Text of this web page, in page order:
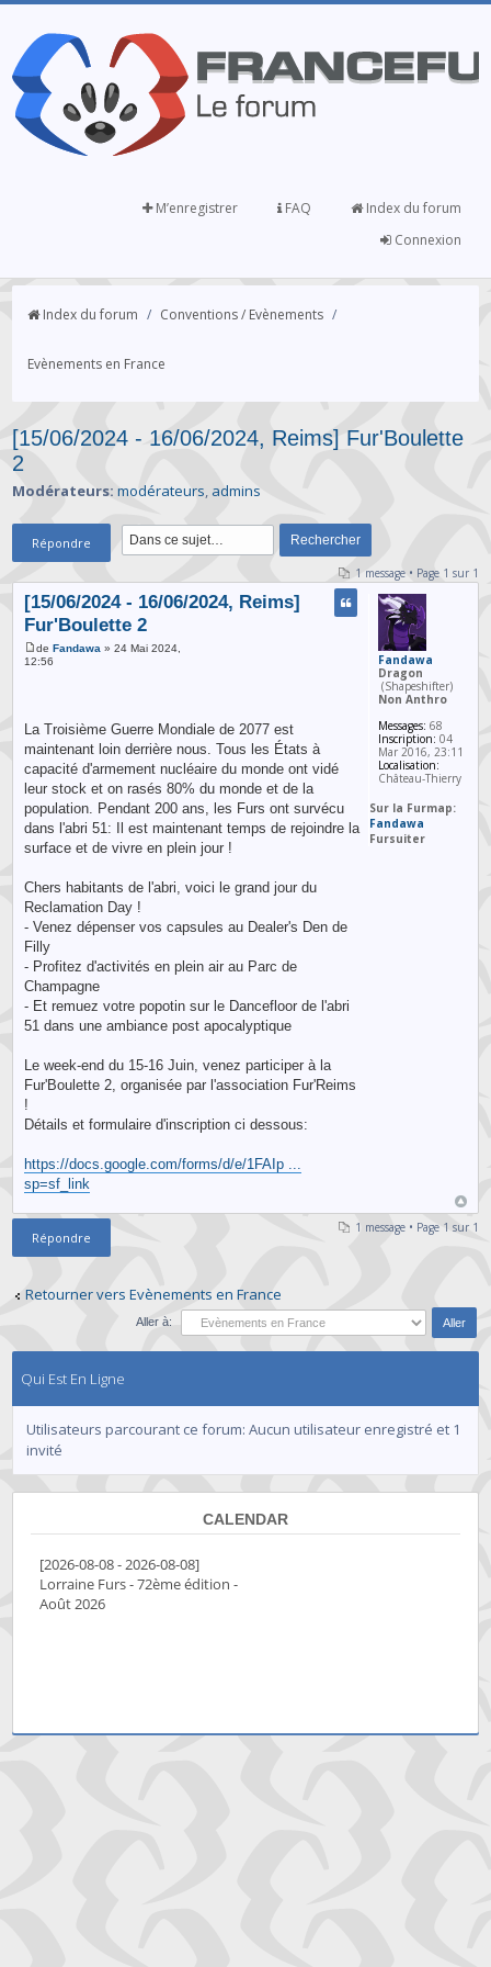
Index du forum
FAQ
M’enregistrer
Connexion
Index du forum / Conventions / Evènements /
Evènements en France
[15/06/2024 - 16/06/2024, Reims] Fur'Boulette
2
Modérateurs: modérateurs, admins
Répondre
1 message • Page 1 sur 1
[15/06/2024 - 16/06/2024, Reims]
Fur'Boulette 2
deFandawa » 24 Mai 2024,
12:56
La Troisième Guerre Mondiale de 2077 est
maintenant loin derrière nous. Tous les États à
capacité d'armement nucléaire du monde ont vidé
leur stock et on rasés 80% du monde et de la
population. Pendant 200 ans, les Furs ont survécu
dans l'abri 51: Il est maintenant temps de rejoindre la
surface et de vivre en plein jour !
Chers habitants de l'abri, voici le grand jour du
Reclamation Day !
- Venez dépenser vos capsules au Dealer's Den de
Filly
- Profitez d'activités en plein air au Parc de
Champagne
- Et remuez votre popotin sur le Dancefloor de l'abri
51 dans une ambiance post apocalyptique
Le week-end du 15-16 Juin, venez participer à la
Fur'Boulette 2, organisée par l'association Fur'Reims
!
Détails et formulaire d'inscription ci dessous:
https://docs.google.com/forms/d/e/1FAIp ...
sp=sf_link
Fandawa
Dragon
(Shapeshifter)
Non Anthro
Messages: 68
Inscription: 04
Mar 2016, 23:11
Localisation:
Château-Thierry
Sur la Furmap:
Fandawa
Fursuiter
Répondre
1 message • Page 1 sur 1
Retourner vers Evènements en France
Aller à:
Qui Est En Ligne
Utilisateurs parcourant ce forum: Aucun utilisateur enregistré et 1
invité
CALENDAR